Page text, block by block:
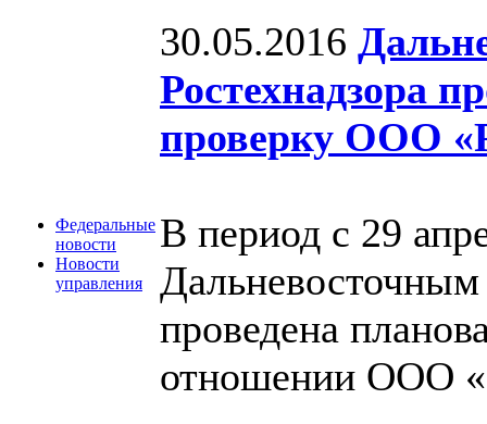
Федеральные
новости
Новости
управления
30.05.2016
Ростехнадзора
проверку ООО
В период с 29
Дальневосточным
проведена
отношении ООО